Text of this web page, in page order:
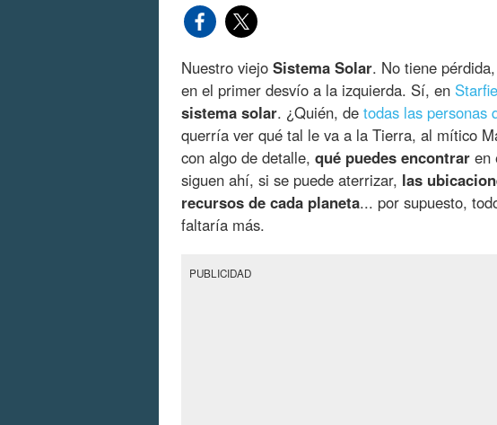
Nuestro viejo Sistema Solar. No tiene
en el primer desvío a la izquierda. Sí, en
sistema solar. ¿Quién, de todas las personas
querría ver qué tal le va a la Tierra, al mítico
con algo de detalle, qué puedes encontrar en
siguen ahí, si se puede aterrizar, las
recursos de cada planeta... por supuesto,
faltaría más.
PUBLICIDAD